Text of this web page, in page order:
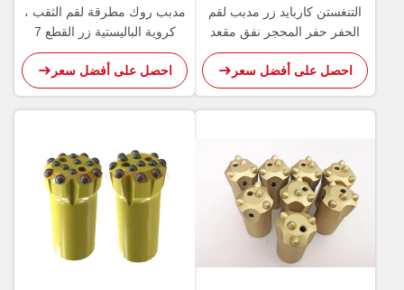
التنغستن كاربايد زر مدبب لقم
الحفر حفر المحجر نفق مقعد
احصل على أفضل سعر
مدبب روك مطرقة لقم الثقب ،
كروية الباليستية زر القطع 7
درجة
احصل على أفضل سعر